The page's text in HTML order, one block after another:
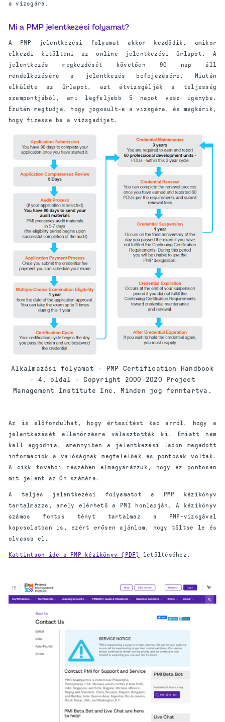
a vizsgára.
Mi a PMP jelentkezési folyamat?
A PMP jelentkezési folyamat akkor kezdődik, amikor
elkezdi kitölteni az online jelentkezési űrlapot. A
jelentkezés megkezdését követően 90 nap áll
rendelkezésére a jelentkezés befejezésére. Miután
elküldte az űrlapot, azt átvizsgálják a teljesség
szempontjából, ami legfeljebb 5 napot vesz igénybe.
Ezután megtudja, hogy jogosult-e a vizsgára, és megkérik,
hogy fizesse be a vizsgadíjat.
Alkalmazási folyamat - PMP Certification Handbook
- 4. oldal - Copyright 2000-2020 Project
Management Institute Inc. Minden jog fenntartva.
Az is előfordulhat, hogy értesítést kap arról, hogy a
jelentkezését ellenőrzésre választották ki. Emiatt nem
kell aggódnia, amennyiben a jelentkezési lapon megadott
információk a valóságnak megfelelőek és pontosak voltak.
A cikk további részében elmagyarázzuk, hogy ez pontosan
mit jelent az Ön számára.
A teljes jelentkezési folyamatot a PMP kézikönyv
tartalmazza, amely elérhető a PMI honlapján. A kézikönyv
számos fontos tényt tartalmaz a PMP-vizsgával
kapcsolatban is, ezért erősen ajánlom, hogy töltse le és
olvassa el.
Kattintson ide a PMP kézikönyv (PDF) letöltéséhez.